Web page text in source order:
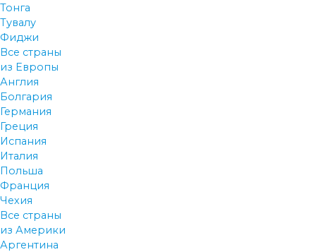
Тонга
Тувалу
Фиджи
Все страны
из Европы
Англия
Болгария
Германия
Греция
Испания
Италия
Польша
Франция
Чехия
Все страны
из Америки
Аргентина